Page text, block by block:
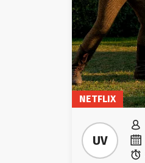
NETFLIX
UV


